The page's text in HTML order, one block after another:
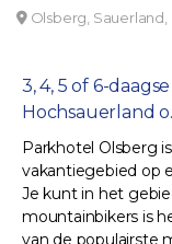
Olsberg, Sauerland,
3, 4, 5 of 6-
Hochsauerland
Parkhotel Olsberg
vakantiegebied op
Je kunt in het
mountainbikers is
van de populairste